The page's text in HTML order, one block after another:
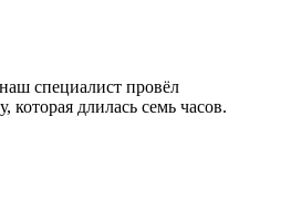
специалист провёл
которая длилась семь часов.